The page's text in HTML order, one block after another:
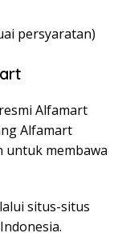
persyaratan)
Alfamart
Alfamart
untuk membawa
situs-situs